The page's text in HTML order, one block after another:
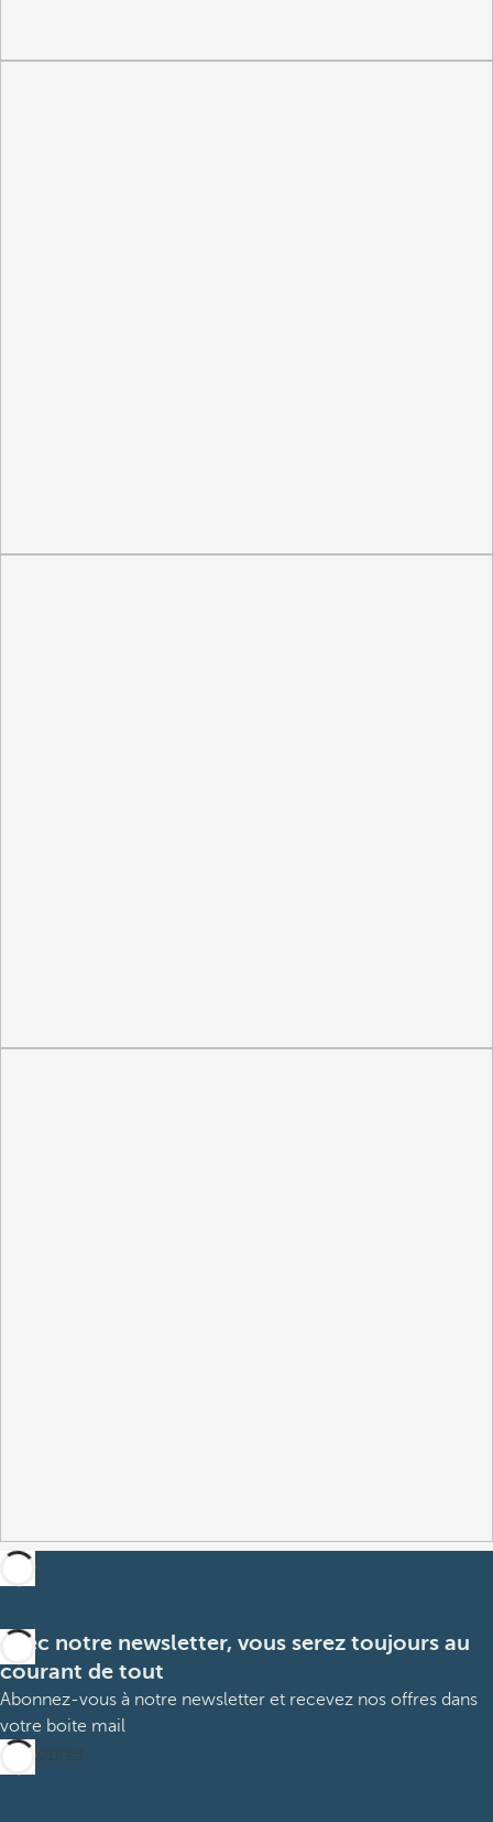
Avec notre newsletter, vous serez toujours au
courant de tout
Abonnez-vous à notre newsletter et recevez nos offres dans
votre boite mail
M’abonner